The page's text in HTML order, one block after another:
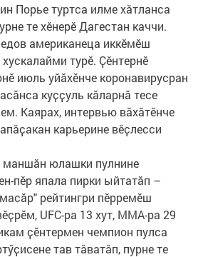
Порье туртса илме хӑтланса
те хӗнерӗ Дагестан каччи.
американеца иккӗмӗш
турӗ. Ҫӗнтернӗ
июль уйӑхӗнче коронавирусран
куҫҫуль кӑларнӑ тесе
Каярах, интервью вӑхӑтӗнче
карьерине вӗҫлесси
маншӑн юлашки пулнине
пӗр япала пирки ыйтатӑп –
рейтингри пӗрремӗш
UFC-ра 13 хут, ММА-ра 29
ҫӗнтермен чемпион пулса
тав тӑватӑп, пурне те